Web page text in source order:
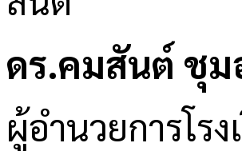
ดร.คมสันต์ ชุม
ผู้อำนวยการโร